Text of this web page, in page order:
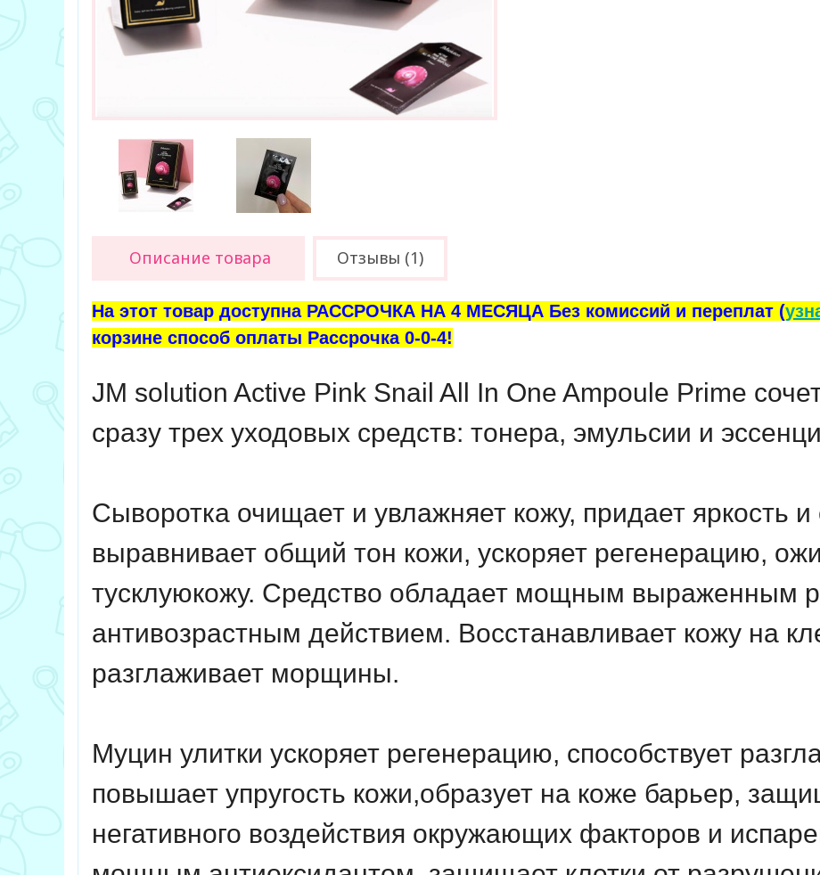
Описание товара Отзывы (1)
На этот товар доступна РАССРОЧКА НА 4 МЕСЯЦА Без комиссий и переплат (
корзине способ оплаты Рассрочка 0-0-4!
JM solution Active Pink Snail All In One Ampoule Prime
сразу трех уходовых средств: тонера, эмульсии и
Сыворотка очищает и увлажняет кожу, придает яркость и
выравнивает общий тон кожи, ускоряет регенерацию,
тусклуюкожу. Средство обладает мощным выраженным
антивозрастным действием. Восстанавливает кожу на
разглаживает морщины.
Муцин улитки ускоряет регенерацию, способствует
повышает упругость кожи,образует на коже барьер,
негативного воздействия окружающих факторов и